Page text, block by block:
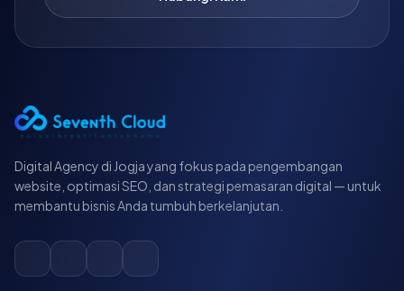
Digital Agency di Jogja yang fokus pada pengembangan
website, optimasi SEO, dan strategi pemasaran digital — untuk
membantu bisnis Anda tumbuh berkelanjutan.